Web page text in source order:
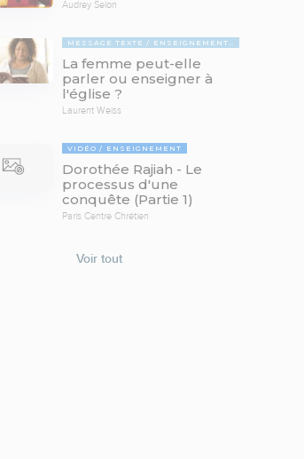
Audrey Selon
MESSAGE TEXTE ENSEIGNEMENTS BIBLIQUES
La femme peut-elle
parler ou enseigner à
l'église ?
Laurent Weiss
VIDÉO ENSEIGNEMENT
Dorothée Rajiah - Le
processus d'une
conquête (Partie 1)
Paris Centre Chrétien
Voir tout